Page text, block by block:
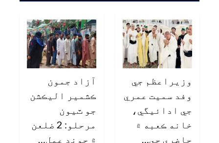
وزيراعظم جي
وفد سميت عمري
جي ادائيگي،
خانه ڪعبه ۾
حاضري جي…
آزاد جمون
ڪشمير اليڪشن
جو ٽيون
مرحلو: 2 ضلعن
۾ چونڊ عمل…